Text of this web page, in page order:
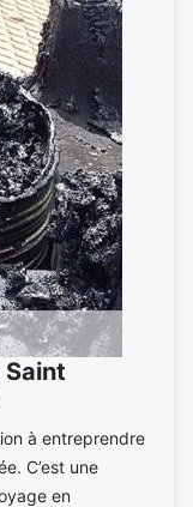
à entreprendre
C’est une
en